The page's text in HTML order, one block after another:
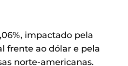
impactado pela
frente ao dólar e pela
norte-americanas.